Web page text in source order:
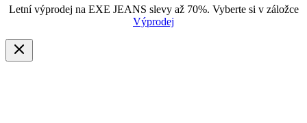
Letní výprodej na EXE JEANS slevy až 70%. Vyberte si v záložce
Výprodej